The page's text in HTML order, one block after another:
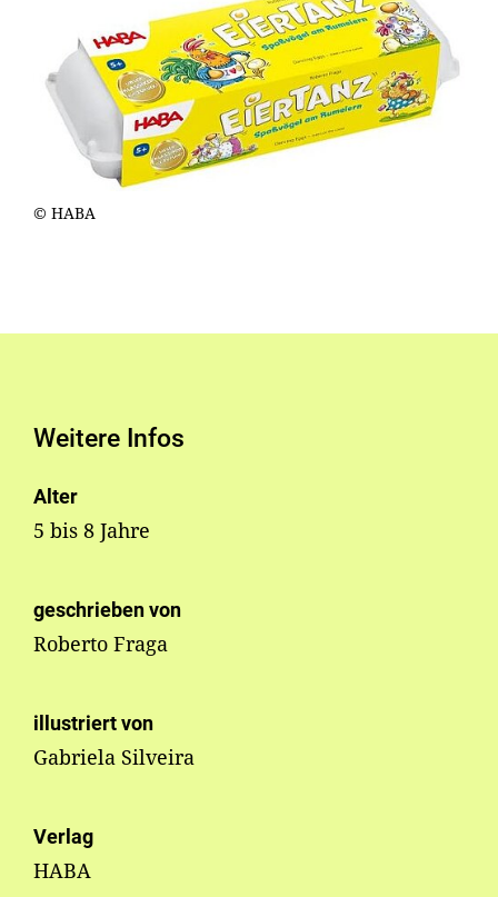
© HABA
Weitere Infos
Alter
5 bis 8 Jahre
geschrieben von
Roberto Fraga
illustriert von
Gabriela Silveira
Verlag
HABA